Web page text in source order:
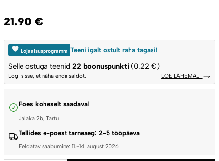
21.90 €
Lojaalsusprogramm Teeni igalt ostult raha tagasi!
Selle ostuga teenid22 boonuspunkti (0.22 €)
Logi sisse, et näha enda saldot. LOE LÄHEMALT
Poes koheselt saadaval
Jalaka 2b, Tartu
Tellides e-poest tarneaeg: 2-5 tööpäeva
Eeldatav saabumine: 11.-14. august 2026